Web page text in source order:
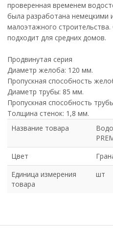
проверенная временем
была разработана немецкими
малоэтажного
подходит для средних домов.
Продвинутая серия
Диаметр желоба: 120 мм.
Пропускная способность
Диаметр трубы: 85 мм.
Пропускная способность
Толщина стенок: 1,8 мм.
Название товара
Цвет
Единица измерения
товара
шт